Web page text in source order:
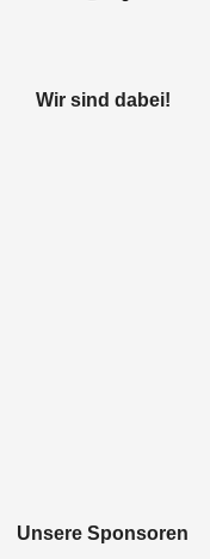
Wir sind dabei!
Unsere Sponsoren